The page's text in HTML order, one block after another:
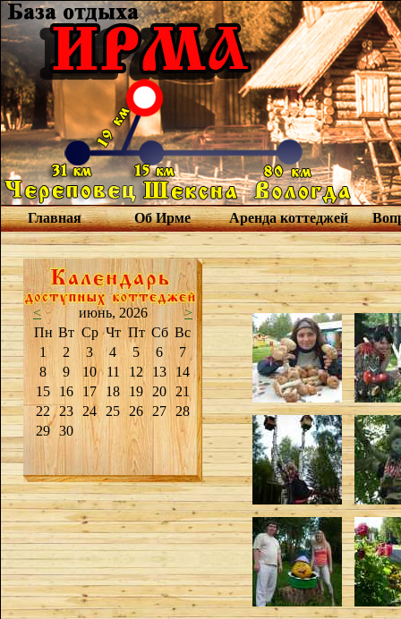
Главная Об Ирме Аренда коттеджей
< июнь, 2026
>
Пн Вт Ср Чт Пт Сб Вс
1
2 3 4 5 6
7
8
9 10 11 12 13
14
15
16 17 18 19 20 21
22
23 24 25 26 27
28
29 30